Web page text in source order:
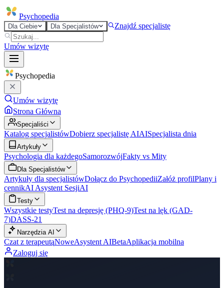
Psychopedia
Dla Ciebie Dla Specjalistów Znajdź specjalistę
Umów wizytę
Psychopedia
Umów wizytę
Strona Główna
Specjaliści
Katalog specjalistówDobierz specjalistę AIAISpecjalista dnia
Artykuły
Psychologia dla każdegoSamorozwójFakty vs Mity
Dla Specjalistów
Artykuły dla specjalistówDołącz do PsychopediiZałóż profilPlany i
cennikAI Asystent SesjiAI
Testy
Wszystkie testyTest na depresję (PHQ-9)Test na lęk (GAD-
7)DASS-21
Narzędzia AI
Czat z terapeutąNoweAsystent AIBetaAplikacja mobilna
Zaloguj się